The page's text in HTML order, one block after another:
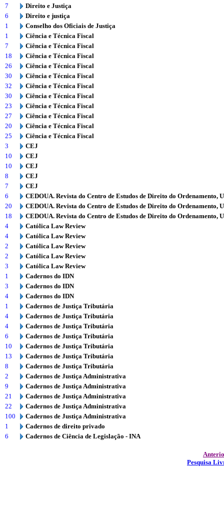
7
Direito e Justiça
6
Direito e justiça
1
Conselho dos Oficiais de Justiça
1
Ciência e Técnica Fiscal
7
Ciência e Técnica Fiscal
18
Ciência e Técnica Fiscal
26
Ciência e Técnica Fiscal
30
Ciência e Técnica Fiscal
32
Ciência e Técnica Fiscal
30
Ciência e Técnica Fiscal
23
Ciência e Técnica Fiscal
27
Ciência e Técnica Fiscal
20
Ciência e Técnica Fiscal
25
Ciência e Técnica Fiscal
3
CEJ
10
CEJ
10
CEJ
8
CEJ
7
CEJ
6
CEDOUA. Revista do Centro de Estudos de Direito do Ordenamento,
20
CEDOUA. Revista do Centro de Estudos de Direito do Ordenamento,
18
CEDOUA. Revista do Centro de Estudos de Direito do Ordenamento,
4
Católica Law Review
4
Católica Law Review
2
Católica Law Review
2
Católica Law Review
3
Católica Law Review
1
Cadernos do IDN
3
Cadernos do IDN
4
Cadernos do IDN
1
Cadernos de Justiça Tributária
4
Cadernos de Justiça Tributária
4
Cadernos de Justiça Tributária
6
Cadernos de Justiça Tributária
10
Cadernos de Justiça Tributária
13
Cadernos de Justiça Tributária
8
Cadernos de Justiça Tributária
2
Cadernos de Justiça Administrativa
9
Cadernos de Justiça Administrativa
21
Cadernos de Justiça Administrativa
22
Cadernos de Justiça Administrativa
100
Cadernos de Justiça Administrativa
1
Cadernos de direito privado
6
Cadernos de Ciência de Legislação - INA
Pesquisa